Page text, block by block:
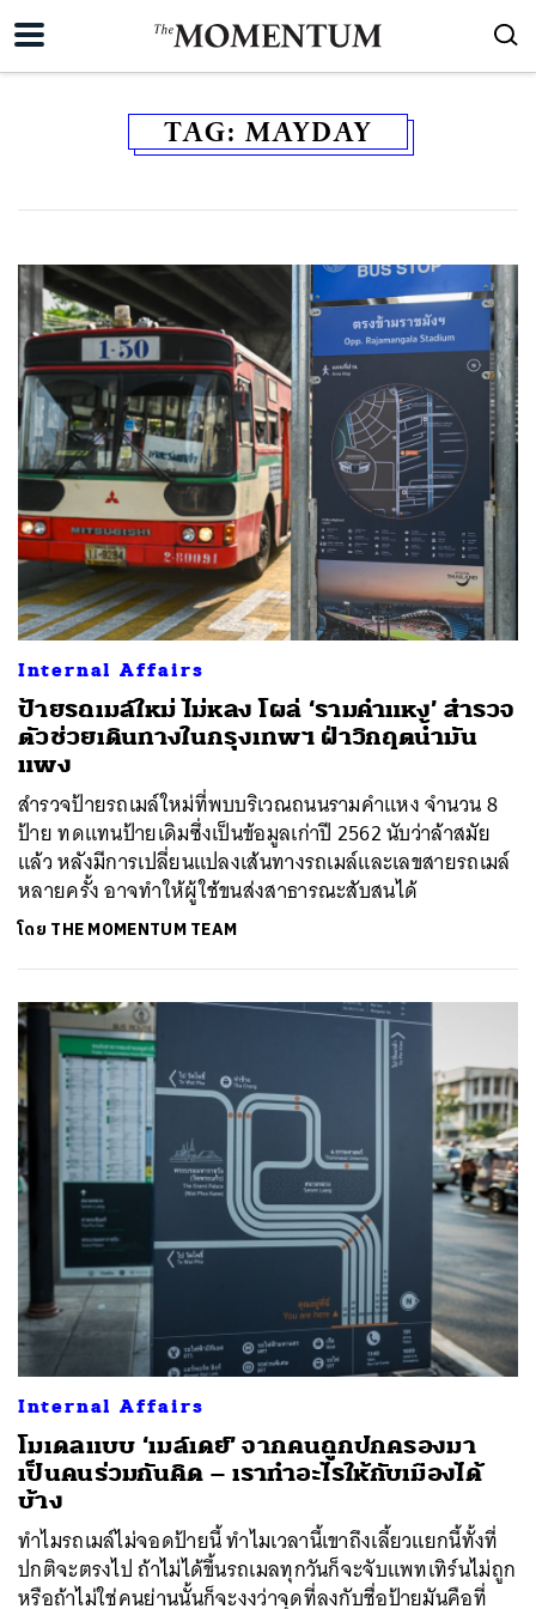
TAG: MAYDAY
Internal Affairs
ป้ายรถเมล์ใหม่ ไม่หลง โผล่ ‘รามคำแหง’ สำรวจ
ตัวช่วยเดินทางในกรุงเทพฯ ฝ่าวิกฤตน้ำมัน
แพง
สำรวจป้ายรถเมล์ใหม่ที่พบบริเวณถนนรามคำแหง จำนวน 8
ป้าย ทดแทนป้ายเดิมซึ่งเป็นข้อมูลเก่าปี 2562 นับว่าล้าสมัย
แล้ว หลังมีการเปลี่ยนแปลงเส้นทางรถเมล์และเลขสายรถเมล์
หลายครั้ง อาจทำให้ผู้ใช้ขนส่งสาธารณะสับสนได้
โดย THE MOMENTUM TEAM
Internal Affairs
โมเดลแบบ ‘เมล์เดย์’ จากคนถูกปกครองมา
เป็นคนร่วมกันคิด – เราทำอะไรให้กับเมืองได้
บ้าง
ทำไมรถเมล์ไม่จอดป้ายนี้ ทำไมเวลานี้เขาถึงเลี้ยวแยกนี้ทั้งที่
ปกติจะตรงไป ถ้าไม่ได้ขึ้นรถเมลทุกวันก็จะจับแพทเทิร์นไม่ถูก
หรือถ้าไม่ใช่คนย่านนั้นก็จะงงว่าจุดที่ลงกับชื่อป้ายมันคือที่
ค้นหา
SHARE EMAIL